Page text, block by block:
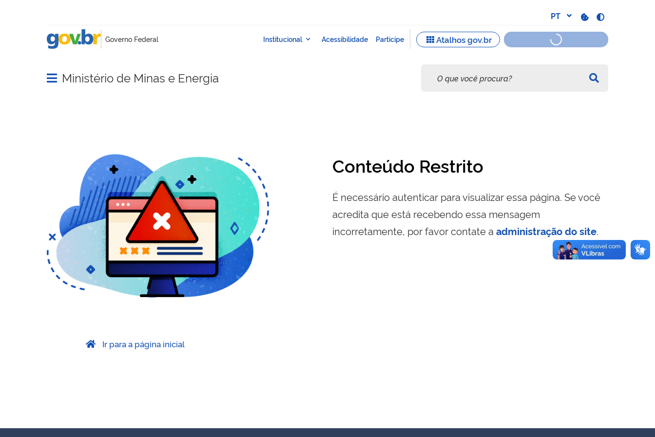
Abrir menu principal de navegação
Ministério de Minas e Energia
Conteúdo Restrito
É necessário autenticar para visualizar essa página. Se você
acredita que está recebendo essa mensagem
incorretamente, por favor contate a administração do site.
Ir para a página inicial